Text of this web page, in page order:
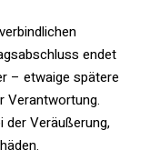
endet
– etwaige spätere
Verantwortung.
der Veräußerung,